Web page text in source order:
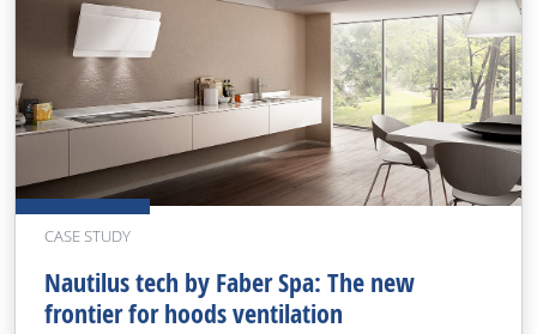
CASE STUDY
Nautilus tech by Faber Spa: The new
frontier for hoods ventilation